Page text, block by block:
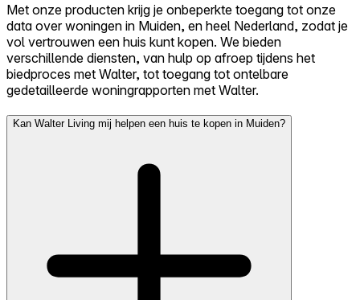
Met onze producten krijg je onbeperkte toegang tot onze
data over woningen in Muiden, en heel Nederland, zodat je
vol vertrouwen een huis kunt kopen. We bieden
verschillende diensten, van hulp op afroep tijdens het
biedproces met Walter, tot toegang tot ontelbare
gedetailleerde woningrapporten met Walter.
Kan Walter Living mij helpen een huis te kopen in Muiden?